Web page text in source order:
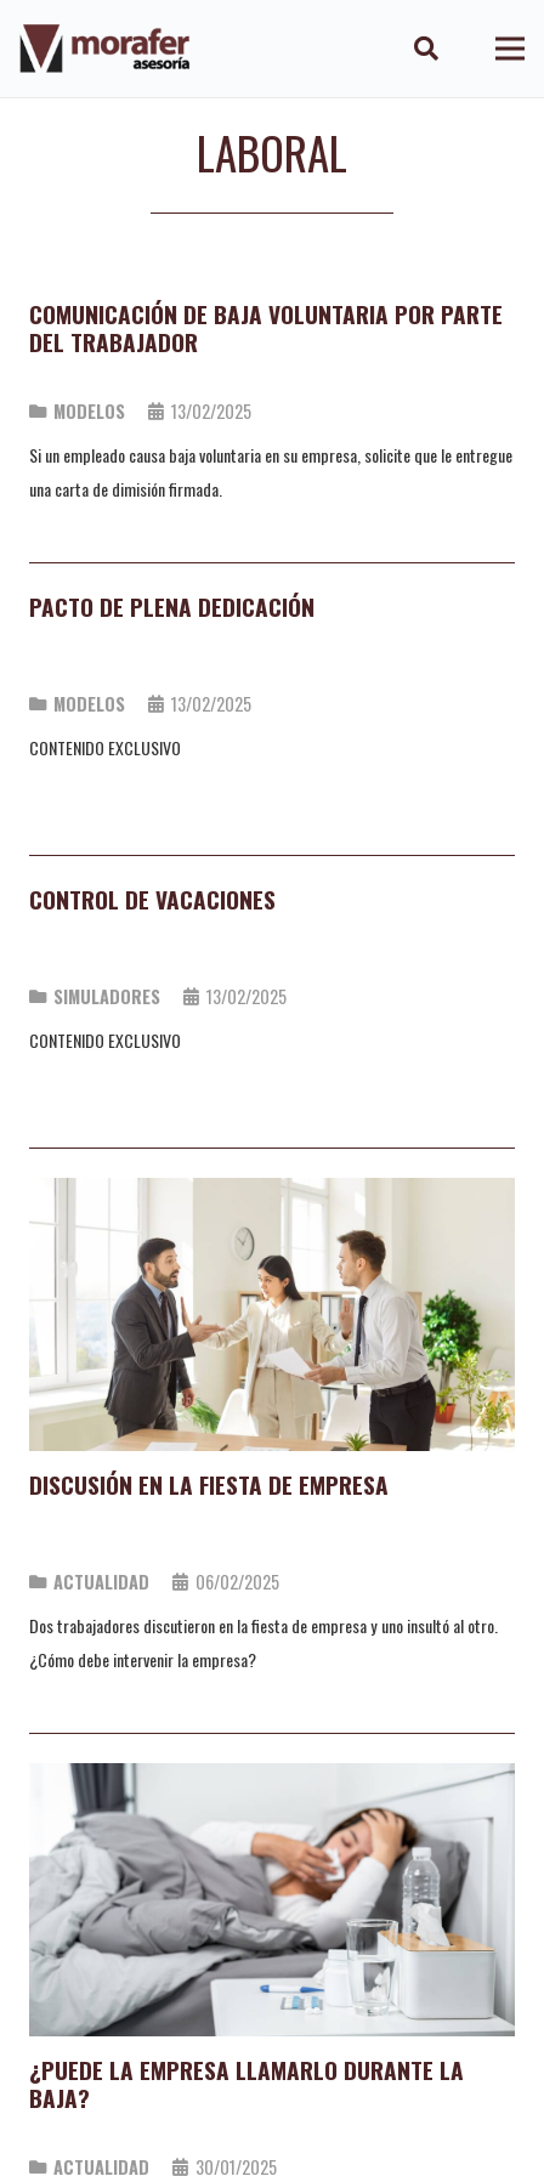
LABORAL
COMUNICACIÓN DE BAJA VOLUNTARIA POR PARTE
DEL TRABAJADOR
MODELOS
13/02/2025
Si un empleado causa baja voluntaria en su empresa, solicite que le entregue
una carta de dimisión firmada.
PACTO DE PLENA DEDICACIÓN
MODELOS
13/02/2025
CONTENIDO EXCLUSIVO
CONTROL DE VACACIONES
SIMULADORES
13/02/2025
CONTENIDO EXCLUSIVO
DISCUSIÓN EN LA FIESTA DE EMPRESA
ACTUALIDAD
06/02/2025
Dos trabajadores discutieron en la fiesta de empresa y uno insultó al otro.
¿Cómo debe intervenir la empresa?
¿PUEDE LA EMPRESA LLAMARLO DURANTE LA
BAJA?
ACTUALIDAD 30/01/2025